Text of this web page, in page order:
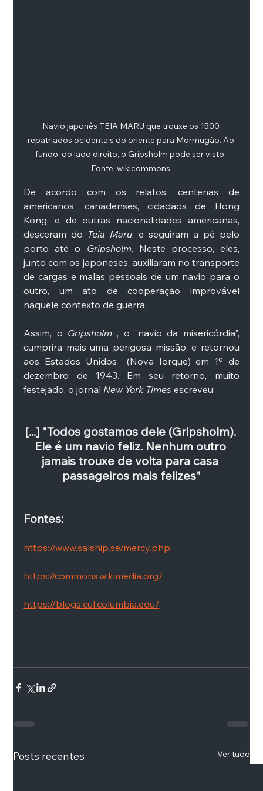
Navio japonês TEIA MARU que trouxe os 1500
repatriados ocidentais do oriente para Mormugão. Ao
fundo, do lado direito, o Gripsholm pode ser visto.
Fonte: wikicommons.
De acordo com os relatos, centenas de
americanos, canadenses, cidadãos de Hong
Kong, e de outras nacionalidades americanas,
desceram do Teia Maru, e seguiram a pé pelo
porto até o Gripsholm. Neste processo, eles,
junto com os japoneses, auxiliaram no transporte
de cargas e malas pessoais de um navio para o
outro, um ato de cooperação improvável
naquele contexto de guerra.
Assim, o Gripsholm , o "navio da misericórdia",
cumprira mais uma perigosa missão, e retornou
aos Estados Unidos  (Nova Iorque) em 1º de
dezembro de 1943. Em seu retorno, muito
festejado, o jornal New York Times escreveu:
[...] "Todos gostamos dele (Gripsholm).
Ele é um navio feliz. Nenhum outro
jamais trouxe de volta para casa
passageiros mais felizes"
Fontes:
https://www.salship.se/mercy.php
https://commons.wikimedia.org/
https://blogs.cul.columbia.edu/
Posts recentes Ver tudo